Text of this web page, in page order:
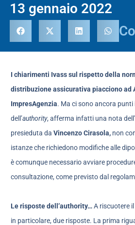
13 gennaio 2022
I chiarimenti Ivass sul rispetto della
distribuzione assicurativa piacciono ad
ImpresAgenzia. Ma ci sono ancora
dell’authority, afferma infatti una nota
presieduta daVincenzo Cirasola, non
istanze che richiedono modifiche alle
è comunque necessario avviare
consultazione, come previsto dal
Le risposte dell’authority…A riscuotere
in particolare, due risposte. La prima